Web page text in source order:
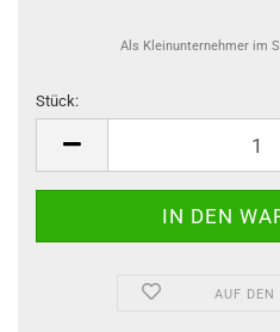
Als Kleinunternehmer im
Stück:
AUF DEN